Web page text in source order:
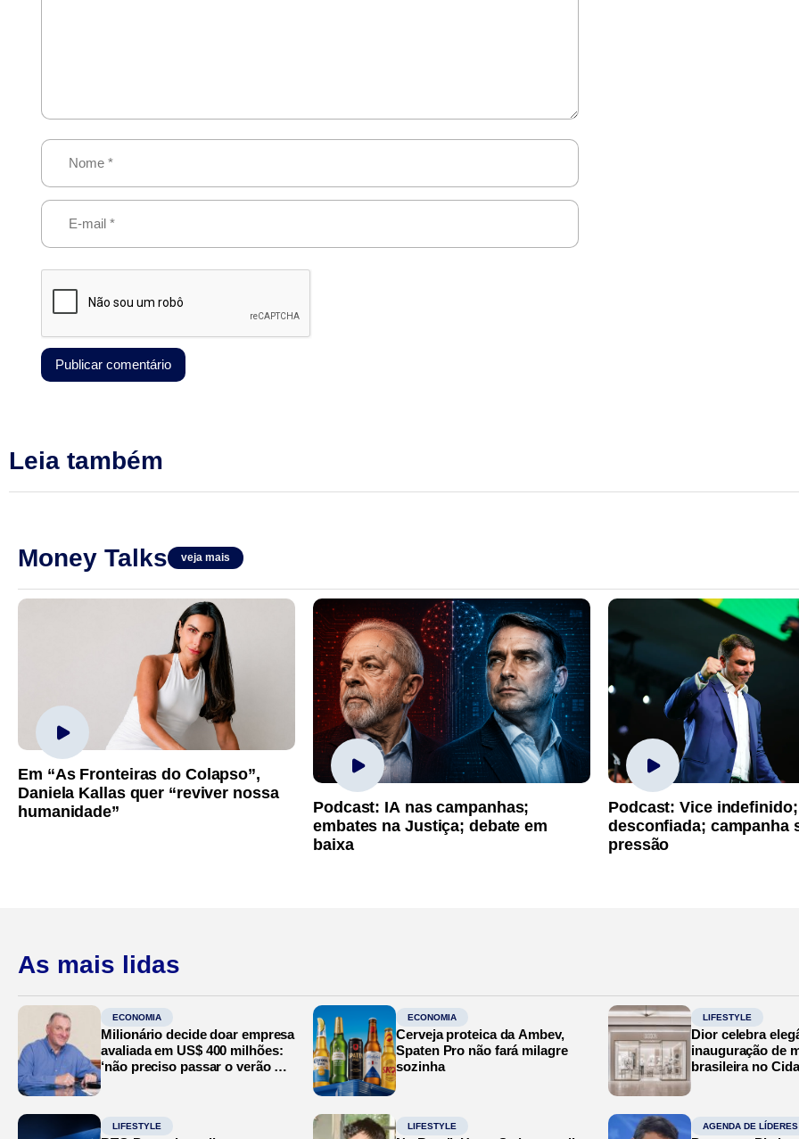
Leia também
Money Talks veja mais
Em “As Fronteiras do Colapso”,
Daniela Kallas quer “reviver nossa
humanidade”
Podcast: IA nas campanhas;
embates na Justiça; debate em
baixa
Podcast: Vice
desconfiada; campanha
pressão
As mais lidas
ECONOMIA
Milionário decide doar empresa
avaliada em US$ 400 milhões:
‘não preciso passar o verão no
ECONOMIA
Cerveja proteica da Ambev,
Spaten Pro não fará milagre
sozinha
LIFESTYLE
Dior celebra
inauguração de
brasileira no
LIFESTYLE LIFESTYLE AGENDA DE LÍDERES